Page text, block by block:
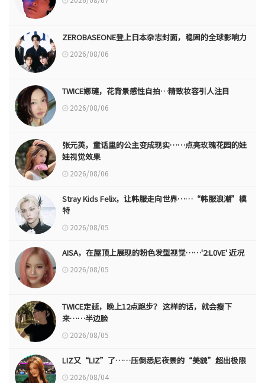
ZEROBASEONE登上日本杂志封面，稳固的全球影响力
2026/08/06
TWICE娜璉，花背景感性自拍…精致妆容引人注目
2026/08/06
张元英，童话里的公主变成现实……点亮玫瑰花园的娃
娃视觉效果
2026/08/06
Stray Kids Felix，让韩服走向世界……“韩服浪潮”模
特
2026/08/05
AISA，在屋顶上展现的粉色发型视觉……'2:L0VE' 近况
2026/08/05
TWICE定延，晚上12点跑步？ 这样的话，就会瘦下
来……半边脸
2026/08/05
LIZ又“LIZ”了……压倒悉尼夜景的“美貌”超出极限
2026/08/04